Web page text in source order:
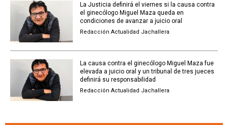
La Justicia definirá el viernes si la causa contra
el ginecólogo Miguel Maza queda en
condiciones de avanzar a juicio oral
Redacción Actualidad Jachallera
La causa contra el ginecólogo Miguel Maza fue
elevada a juicio oral y un tribunal de tres jueces
definirá su responsabilidad
Redacción Actualidad Jachallera